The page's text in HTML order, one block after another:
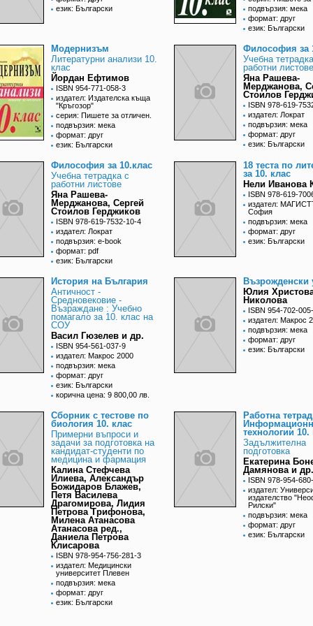
език: Български
подвързия: мека
формат: друг
език: Български
Модернизъм
Литературни анализи 10.
клас
Йордан Ефтимов
ISBN 954-771-058-3
издател: Издателска къща
"Кръгозор"
серия: Пишете за отличен.
подвързия: мека
формат: друг
език: Български
Философия за
Учебна
работни листове
Яна Рашева-
Мерджанова,
Стоилов
ISBN 978-619-
издател: Лократ
подвързия: мека
формат: друг
език: Български
Философия за 10.клас
Учебна тетрадка с
работни листове
Яна Рашева-
Мерджанова, Сергей
Стоилов Герджиков
ISBN 978-619-7532-10-4
издател: Лократ
подвързия: e-book
формат: pdf
език: Български
18 теста по
за 10. клас
Нели Иванова
ISBN 978-619-
издател:
София
подвързия: мека
формат: друг
език: Български
История на България
Античност -
Средновековие -
Възраждане : Учебно
помагало за 10. клас на
СОУ
Васил Гюзелев и др.
ISBN 954-561-037-9
издател: Макрос 2000
подвързия: мека
формат: друг
език: Български
корична цена: 9 800,00 лв.
Възрожденски
Юлия
Николова
ISBN 954-702-
издател: Макрос
подвързия: мека
формат: друг
език: Български
Сборник с тестове по
биология 10. клас
Примерни въпроси и
задачи за подготовка на
кандидат-студенти по
медицина и фармация
Калина Стефчева
Илиева, Александър
Божидаров Блажев,
Петя Василева
Драгомирова, Лидия
Петрова Трифонова,
Милена Атанасова
Атанасова ред.,
Даниела Петрова
Клисарова
ISBN 978-954-756-281-3
издател: Медицински
университет Плевен
подвързия: мека
формат: друг
език: Български
Работна
технологии 10.
Задължителна
подготовка
Екатерина
Дамянова и др.
ISBN 978-954-
издател:
издателство
Рилски"
подвързия: мека
формат: друг
език: Български